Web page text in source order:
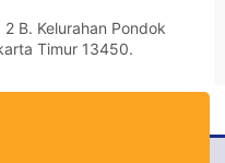
B. Kelurahan Pondok
Timur 13450.